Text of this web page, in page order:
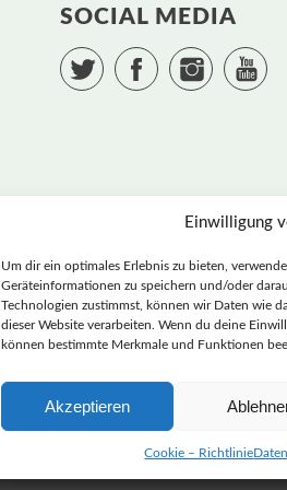
Einwilligung
Um dir ein optimales Erlebnis zu bieten,
Geräteinformationen zu speichern und/oder
Technologien zustimmst, können wir Daten wie
dieser Website verarbeiten. Wenn du deine
können bestimmte Merkmale und Funktionen
Akzeptieren
Cookie – Richtlinie
SOCIAL MEDIA
Twitter FacebookInstagram
BASISDEMOKRATISCHE PARTEI